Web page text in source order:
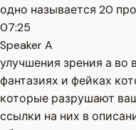
одно называется 20
07:25
Speaker A
улучшения зрения а во
фантазиях и фейках
которые разрушают
ссылки на них в